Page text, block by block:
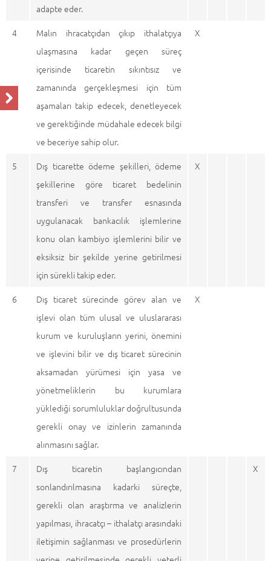
adapte eder.
4
Malın ihracatçıdan çıkıp ithalatçıya
ulaşmasına kadar geçen süreç
içerisinde ticaretin sıkıntısız ve
zamanında gerçekleşmesi için tüm
aşamaları takip edecek, denetleyecek
ve gerektiğinde müdahale edecek bilgi
ve beceriye sahip olur.
X
5
Dış ticarette ödeme şekilleri, ödeme
şekillerine göre ticaret bedelinin
transferi ve transfer esnasında
uygulanacak bankacılık işlemlerine
konu olan kambiyo işlemlerini bilir ve
eksiksiz bir şekilde yerine getirilmesi
için sürekli takip eder.
X
6
Dış ticaret sürecinde görev alan ve
işlevi olan tüm ulusal ve uluslararası
kurum ve kuruluşların yerini, önemini
ve işlevini bilir ve dış ticaret sürecinin
aksamadan yürümesi için yasa ve
yönetmeliklerin bu kurumlara
yüklediği sorumluluklar doğrultusunda
gerekli onay ve izinlerin zamanında
alınmasını sağlar.
X
7
Dış ticaretin başlangıcından
sonlandırılmasına kadarki süreçte,
gerekli olan araştırma ve analizlerin
yapılması, ihracatçı – ithalatçı arasındaki
iletişimin sağlanması ve prosedürlerin
X